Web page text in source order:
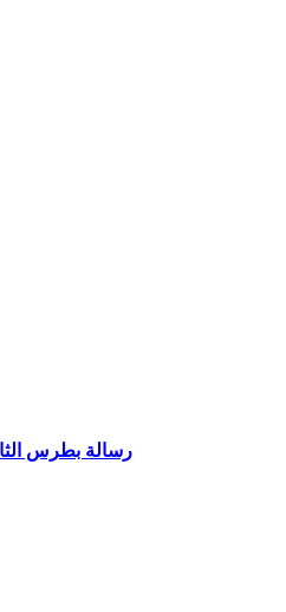
رسالة بطرس الثانية (1) - ايمان مُساوي ونعمة الهيّة - الاصحاح الاول الاعداد 1 -